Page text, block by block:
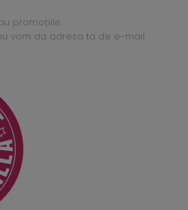
promoțiile.
vom da adresa ta de e-mail